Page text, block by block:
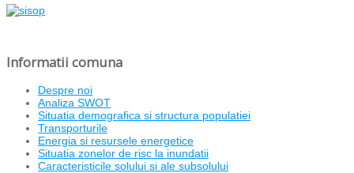
Informatii comuna
Despre noi
Analiza SWOT
Situatia demografica si structura populatiei
Transporturile
Energia si resursele energetice
Situatia zonelor de risc la inundatii
Caracteristicile solului si ale subsolului